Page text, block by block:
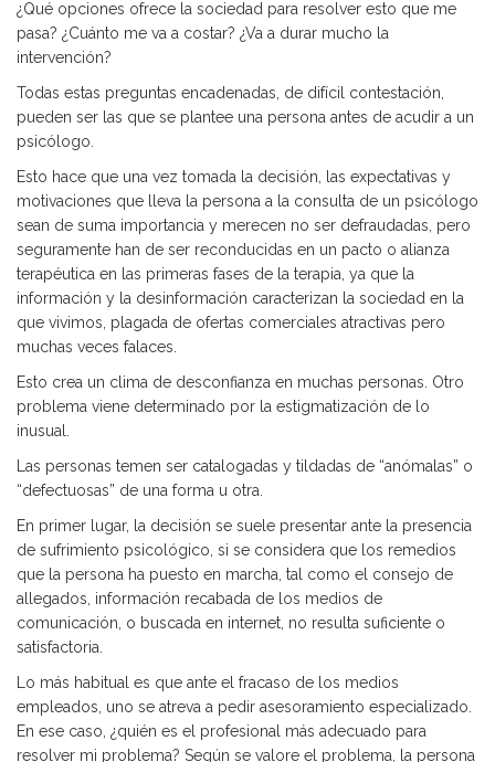
¿Qué opciones ofrece la sociedad para resolver esto que me
pasa? ¿Cuánto me va a costar? ¿Va a durar mucho la
intervención?
Todas estas preguntas encadenadas, de difícil contestación,
pueden ser las que se plantee una persona antes de acudir a un
psicólogo.
Esto hace que una vez tomada la decisión, las expectativas y
motivaciones que lleva la persona a la consulta de un psicólogo
sean de suma importancia y merecen no ser defraudadas, pero
seguramente han de ser reconducidas en un pacto o alianza
terapéutica en las primeras fases de la terapia, ya que la
información y la desinformación caracterizan la sociedad en la
que vivimos, plagada de ofertas comerciales atractivas pero
muchas veces falaces.
Esto crea un clima de desconfianza en muchas personas. Otro
problema viene determinado por la estigmatización de lo
inusual.
Las personas temen ser catalogadas y tildadas de “anómalas” o
“defectuosas” de una forma u otra.
En primer lugar, la decisión se suele presentar ante la presencia
de sufrimiento psicológico, si se considera que los remedios
que la persona ha puesto en marcha, tal como el consejo de
allegados, información recabada de los medios de
comunicación, o buscada en internet, no resulta suficiente o
satisfactoria.
Lo más habitual es que ante el fracaso de los medios
empleados, uno se atreva a pedir asesoramiento especializado.
En ese caso, ¿quién es el profesional más adecuado para
resolver mi problema? Según se valore el problema, la persona